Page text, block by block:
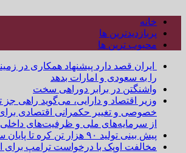
خانه
پربازدیدترین ها
محبوب ترین ها
ایران قصد دارد پیشنهاد همکاری در
را به سعودی و امارات بدهد
واشنگتن در برابر دوراهی سخت
وزیر اقتصاد و دارایی، می‌گوید راهی
خصوصی و تغییر حکمرانی اقتصادی
از سرمایه‌های ملی و ظرفیت‌های داخلی
پیش بینی تولید ۹۰ هزار تن کره تا پایان سال
مخالفت اوپک با درخواست ترامپ برای